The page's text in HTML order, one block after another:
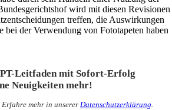
wird mit diesen Revisionen
treffen, die Auswirkungen
bei der Verwendung von Fototapeten haben
Leitfaden mit Sofort-Erfolg
Neuigkeiten mehr!
Erfahre mehr in unserer Datenschutzerklärung.